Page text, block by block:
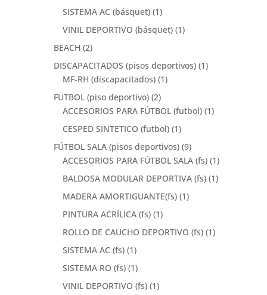
SISTEMA AC (básquet) (1)
VINIL DEPORTIVO (básquet) (1)
BEACH (2)
DISCAPACITADOS (pisos deportivos) (1)
MF-RH (discapacitados) (1)
FUTBOL (piso deportivo) (2)
ACCESORIOS PARA FÚTBOL (futbol) (1)
CESPED SINTETICO (futbol) (1)
FÚTBOL SALA (pisos deportivos) (9)
ACCESORIOS PARA FÚTBOL SALA (fs) (1)
BALDOSA MODULAR DEPORTIVA (fs) (1)
MADERA AMORTIGUANTE(fs) (1)
PINTURA ACRÍLICA (fs) (1)
ROLLO DE CAUCHO DEPORTIVO (fs) (1)
SISTEMA AC (fs) (1)
SISTEMA RO (fs) (1)
VINIL DEPORTIVO (fs) (1)